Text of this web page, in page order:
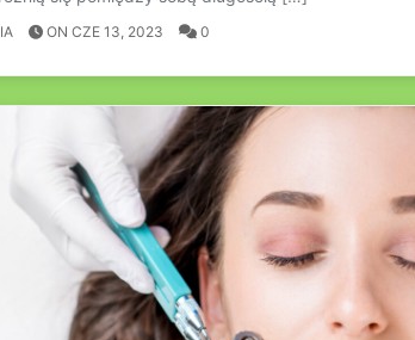
ON CZE 13, 2023 0